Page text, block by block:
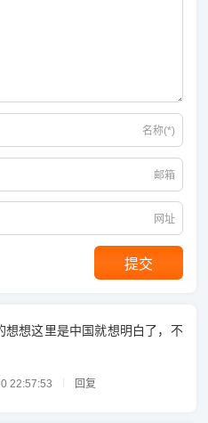
名称(*)
邮箱
网址
想想这里是中国就想明白了，不
22:57:53 回复